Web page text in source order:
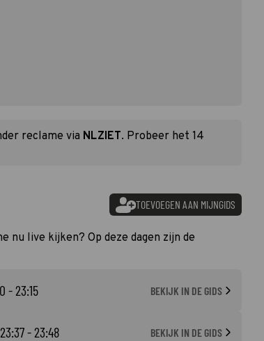
reclame via NLZIET. Probeer het 14
TOEVOEGEN AAN MIJNGIDS
nu live kijken? Op deze dagen zijn de
- 23:15 BEKIJK IN DE GIDS
- 23:48 BEKIJK IN DE GIDS